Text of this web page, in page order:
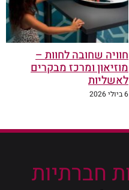
חוויה שחובה לחוות –
מוזיאון ומרכז מבקרים
לאשליות
6 ביולי 2026